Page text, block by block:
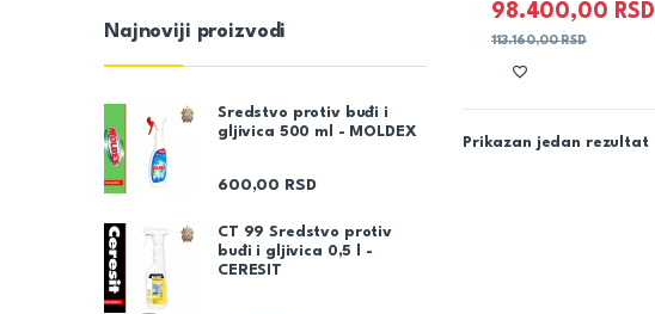
98.400,00 RSD
113.160,00RSD
Prikazan jedan rezultat
Najnoviji proizvodi
Sredstvo protiv buđi i
gljivica 500 ml - MOLDEX
600,00 RSD
CT 99 Sredstvo protiv
buđi i gljivica 0,5 l -
CERESIT